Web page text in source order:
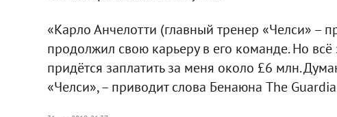
«Карло Анчелотти (главный тренер «Челси» –
продолжил свою карьеру в его команде. Но
придётся заплатить за меня около £6 млн.
«Челси», – приводит слова Бенаюна The